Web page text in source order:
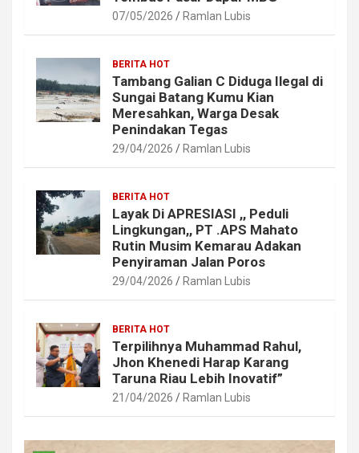
07/05/2026 Ramlan Lubis
BERITA HOT
Tambang Galian C Diduga Ilegal di
Sungai Batang Kumu Kian
Meresahkan, Warga Desak
Penindakan Tegas
29/04/2026 Ramlan Lubis
BERITA HOT
Layak Di APRESIASI ,, Peduli
Lingkungan,, PT .APS Mahato
Rutin Musim Kemarau Adakan
Penyiraman Jalan Poros
29/04/2026 Ramlan Lubis
BERITA HOT
Terpilihnya Muhammad Rahul,
Jhon Khenedi Harap Karang
Taruna Riau Lebih Inovatif”
21/04/2026 Ramlan Lubis